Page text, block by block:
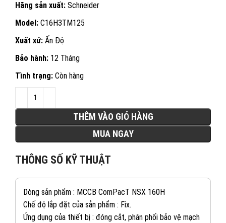
Hãng sản xuất: Schneider
Model: C16H3TM125
Xuất xứ: Ấn Độ
Bảo hành: 12 Tháng
Tình trạng: Còn hàng
THÊM VÀO GIỎ HÀNG
MUA NGAY
THÔNG SỐ KỸ THUẬT
Dòng sản phẩm : MCCB ComPacT NSX 160H
Chế độ lắp đặt của sản phẩm : Fix.
Ứng dụng của thiết bị : đóng cắt, phân phối bảo vệ mạch